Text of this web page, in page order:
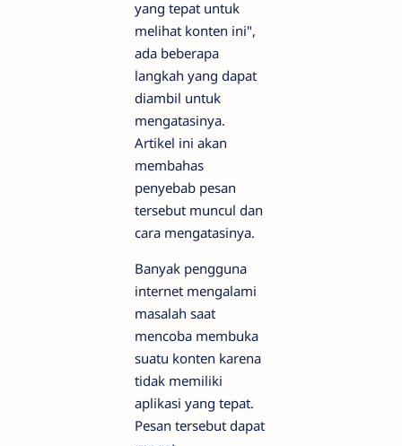
yang tepat untuk
melihat konten ini",
ada beberapa
langkah yang dapat
diambil untuk
mengatasinya.
Artikel ini akan
membahas
penyebab pesan
tersebut muncul dan
cara mengatasinya.
Banyak pengguna
internet mengalami
masalah saat
mencoba membuka
suatu konten karena
tidak memiliki
aplikasi yang tepat.
Pesan tersebut dapat